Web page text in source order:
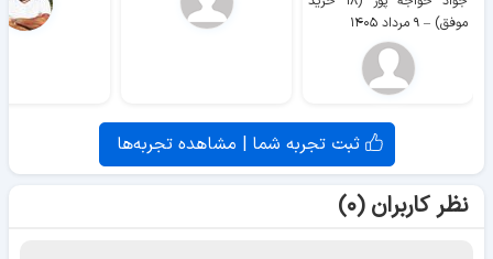
موفق) – ۹ مرداد ۱۴۰۵
ثبت تجربه شما | مشاهده تجربه‌ها
نظر کاربران (۰)